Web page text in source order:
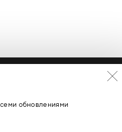
2021-2026Материалы сайта
права. Запрещается
любое использование
обновлениями